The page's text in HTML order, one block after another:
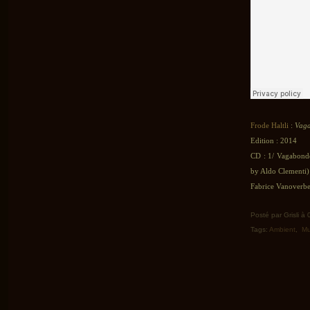
Frode Haltli :
Edition : 2014
CD : 1/
by Aldo Clementi)
Fabrice
Posté par Grisli à
Tags: Ambient